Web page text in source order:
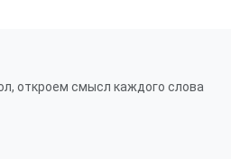
откроем смысл каждого слова